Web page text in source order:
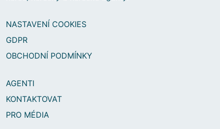
NASTAVENÍ COOKIES
GDPR
OBCHODNÍ PODMÍNKY
AGENTI
KONTAKTOVAT
PRO MÉDIA